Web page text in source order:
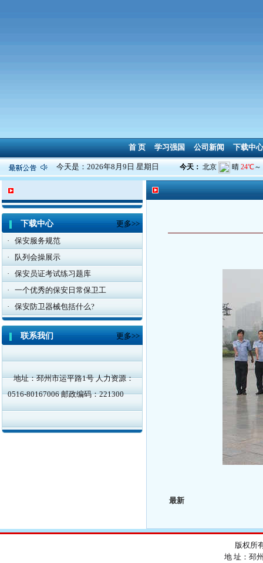
首 页 学习强国 公司新闻 下载中心
今天是：2026年8月9日 星期日
下载中心
更多>>
·
保安服务规范
·
队列会操展示
·
保安员证考试练习题库
·
一个优秀的保安日常保卫工
·
保安防卫器械包括什么?
联系我们 更多>>
地址：邳州市运平路1号 人力资源：
0516-80167006 邮政编码：221300
最新
版权所
地 址：邳